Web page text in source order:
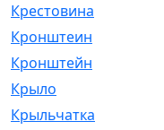
Крестовина
Кронштеин
Кронштейн
Крыло
Крыльчатка